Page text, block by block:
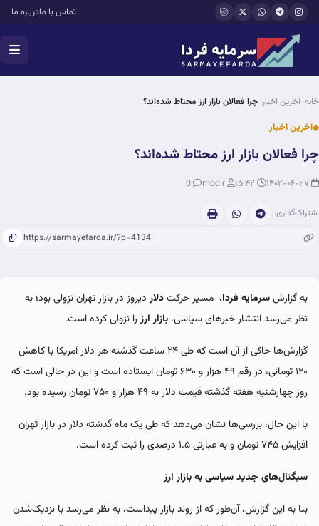
رفتن به محتوای اصلی تماس با مادرباره ما
خانه آخرین اخبار چرا فعالان بازار ارز محتاط شده‌اند؟
آخرین اخبار
چرا فعالان بازار ارز محتاط شده‌اند؟
اشتراک‌گذاری:
به گزارشسرمایه فردا، مسیر حرکتدلاردیروز در بازار تهران نزولی بود؛ به
نظر می‌رسد انتشار خبرهای سیاسی، بازار ارزرا نزولی کرده است.
گزارش‌ها حاکی از آن است که طی ۲۴ ساعت گذشته هر دلار آمریکا با کاهش
۱۲۰ تومانی، در رقم ۴۹ هزار و ۶۳۰ تومان ایستاده است و این در حالی است که
روز چهارشنبه هفته گذشته قیمت دلار به ۴۹ هزار و ۷۵۰ تومان رسیده بود.
با این حال، بررسی‌ها نشان می‌دهد که طی یک ماه گذشته دلار در بازار تهران
افزایش ۷۴۵ تومان و به عبارتی ۱.۵ درصدی را ثبت کرده است.
سیگنال‌های جدید سیاسی به بازار ارز
بنا به این گزارش، آن‌طور که از روند بازار پیداست، به نظر می‌رسد با نزدیک‌شدن